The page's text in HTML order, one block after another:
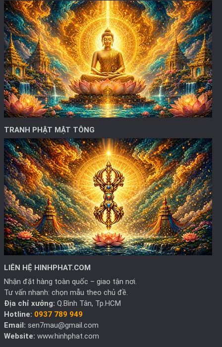
TRANH PHẬT MẬT TÔNG
LIÊN HỆ HINHPHAT.COM
Nhận đặt hàng toàn quốc – giao tận nơi.
Tư vấn nhanh: chọn mẫu theo chủ đề.
Địa chỉ xưởng: Q.Bình Tân, Tp.HCM
Hotline: 0937 789 949
Email: sen7mau@gmail.com
Website: www.hinhphat.com